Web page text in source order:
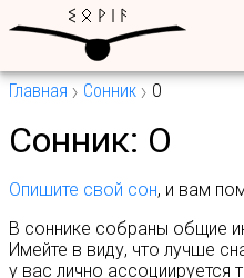
Главная Сонник О
Сонник: О
Опишите свой сон, и вам
В соннике собраны общие
Имейте в виду, что лучше
у вас лично ассоциируется